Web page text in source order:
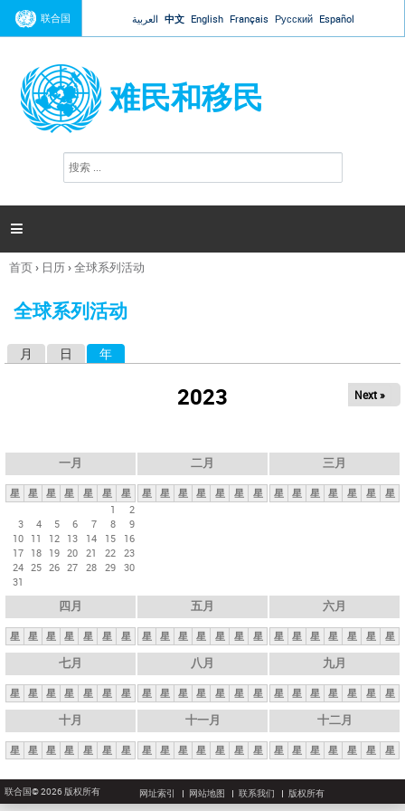
Jump to navigation
联合国 العربية 中文 English Français Русский Español
难民和移民
搜
索

你
这
首页› 日历›全球系列活动
全球系列活动
月 日 年
2023 Next »
一月
星 星 星 星 星 星
星
1
2
3
4 5 6 7 8
9
10 11 12 13 14 15
16
17 18 19 20 21 22 23
24 25 26 27 28 29 30
31
二月
星 星 星 星 星 星 星
三月
星 星 星 星 星 星 星
四月
星 星 星 星 星 星 星
五月
星 星 星 星 星 星 星
六月
星 星 星 星 星 星 星
七月
星 星 星 星 星 星 星
八月
星 星 星 星 星 星 星
九月
星 星 星 星 星 星 星
十月
星 星 星 星 星 星 星
十一月
星 星 星 星 星 星 星
十二月
星 星 星 星 星 星 星
联合国© 2026 版权所有 网址索引 网站地图 联系我们 版权所有